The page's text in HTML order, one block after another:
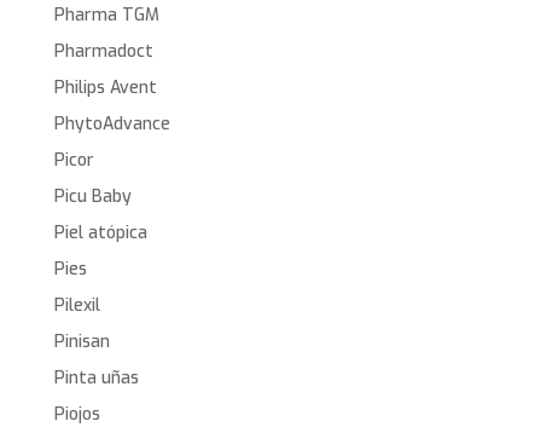
Pharma TGM
Pharmadoct
Philips Avent
PhytoAdvance
Picor
Picu Baby
Piel atópica
Pies
Pilexil
Pinisan
Pinta uñas
Piojos